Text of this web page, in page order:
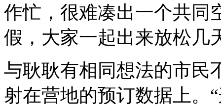
作忙，很难凑出一个共同
假，大家一起出来放松几
与耿耿有相同想法的市民
射在营地的预订数据上。